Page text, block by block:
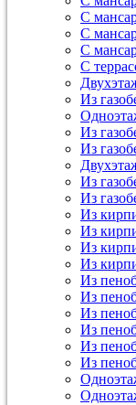
С
С
С
С
Из
Из
Из
Из
Из
Из
Из
Из
Из
Из
Из
Из
Из
Из
Из